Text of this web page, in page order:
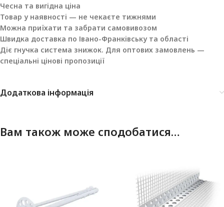
Чесна та вигідна ціна
Товар у наявності — не чекаєте тижнями
Можна приїхати та забрати самовивозом
Швидка доставка по Івано-Франківську та області
Діє гнучка система знижок. Для оптових замовлень —
спеціальні цінові пропозиції
Додаткова інформація
Вам також може сподобатися…